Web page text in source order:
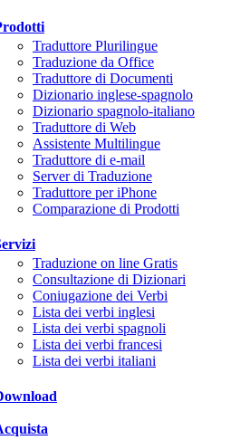
Traduttore Plurilingue
Traduzione da Office
Traduttore di Documenti
Dizionario inglese-spagnolo
Dizionario spagnolo-italiano
Traduttore di Web
Assistente Multilingue
Traduttore di e-mail
Server di Traduzione
Traduttore per iPhone
Comparazione di Prodotti
Traduzione on line Gratis
Consultazione di Dizionari
Coniugazione dei Verbi
Lista dei verbi inglesi
Lista dei verbi spagnoli
Lista dei verbi francesi
Lista dei verbi italiani